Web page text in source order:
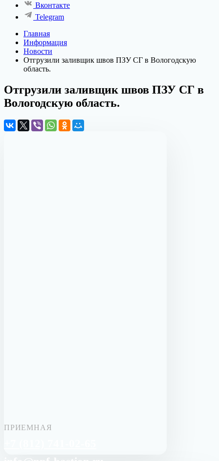
Вконтакте
Telegram
Главная
Информация
Новости
Отгрузили заливщик швов ПЗУ СГ в Вологодскую
область.
Отгрузили заливщик швов ПЗУ СГ в
Вологодскую область.
ПРИЕМНАЯ